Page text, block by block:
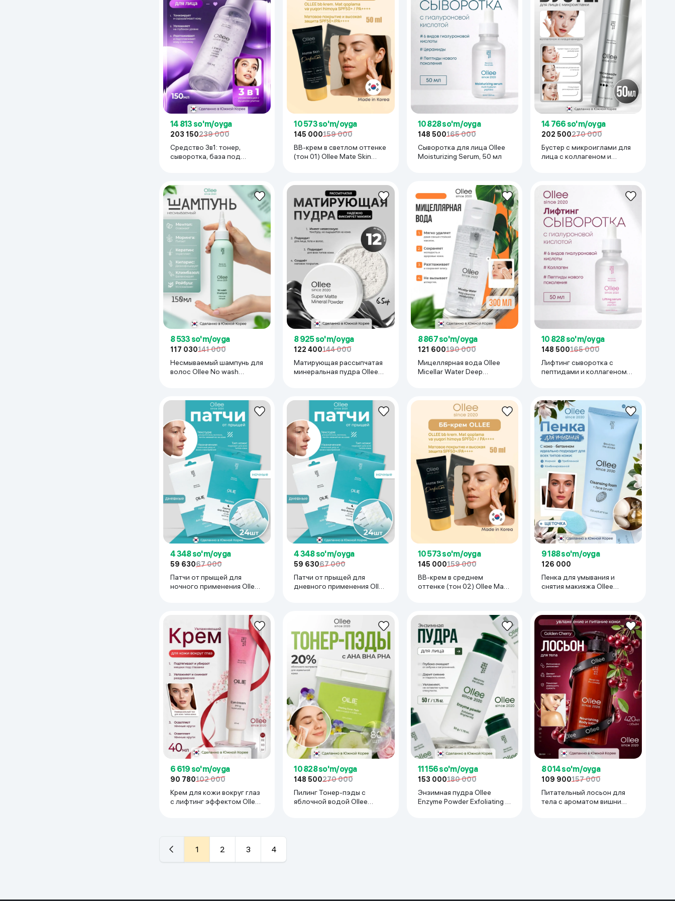
14 813 so'm/oyga
203 150239 000
Средство 3в1: тонер,
сыворотка, база под
10 573 so'm/oyga
145 000159 000
ВВ-крем в светлом оттенке
(тон 01) Ollee Mate Skin
10 828 so'm/oyga
148 500165 000
Сыворотка для лица Ollee
Moisturizing Serum, 50 мл
14 766 so'm/oyga
202 500270 000
Бустер с микроиглами для
лица с коллагеном и
8 533 so'm/oyga
117 030141 000
Несмываемый шампунь для
волос Ollee No wash
8 925 so'm/oyga
122 400144 000
Матирующая рассыпчатая
минеральная пудра Ollee
8 867 so'm/oyga
121 600190 000
Мицеллярная вода Ollee
Micellar Water Deep
10 828 so'm/oyga
148 500165 000
Лифтинг сыворотка с
пептидами и коллагеном
4 348 so'm/oyga
59 63067 000
Патчи от прыщей для
ночного применения Ollee
4 348 so'm/oyga
59 63067 000
Патчи от прыщей для
дневного применения Ollee
10 573 so'm/oyga
145 000159 000
ВВ-крем в среднем
оттенке (тон 02) Ollee Mate
9 188 so'm/oyga
126 000
Пенка для умывания и
снятия макияжа Ollee
6 619 so'm/oyga
90 780102 000
Крем для кожи вокруг глаз
с лифтинг эффектом Ollee
10 828 so'm/oyga
148 500270 000
Пилинг Тонер-пэды с
яблочной водой Ollee
11 156 so'm/oyga
153 000180 000
Энзимная пудра Ollee
Enzyme Powder Exfoliating &
8 014 so'm/oyga
109 900157 000
Питательный лосьон для
тела с ароматом вишни
1 2 3 4